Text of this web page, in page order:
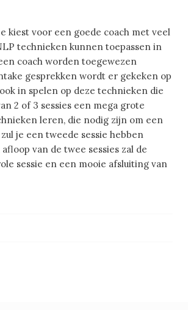
kiest voor een goede coach met veel
technieken kunnen toepassen in
coach worden toegewezen
gesprekken wordt er gekeken op
in spelen op deze technieken die
2 of 3 sessies een mega grote
leren, die nodig zijn om een
je een tweede sessie hebben
van de twee sessies zal de
sessie en een mooie afsluiting van